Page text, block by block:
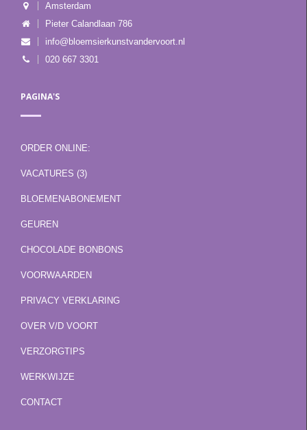
Amsterdam
Pieter Calandlaan 786
info@bloemsierkunstvandervoort.nl
020 667 3301
PAGINA'S
ORDER ONLINE:
VACATURES (3)
BLOEMENABONEMENT
GEUREN
CHOCOLADE BONBONS
VOORWAARDEN
PRIVACY VERKLARING
OVER V/D VOORT
VERZORGTIPS
WERKWIJZE
CONTACT